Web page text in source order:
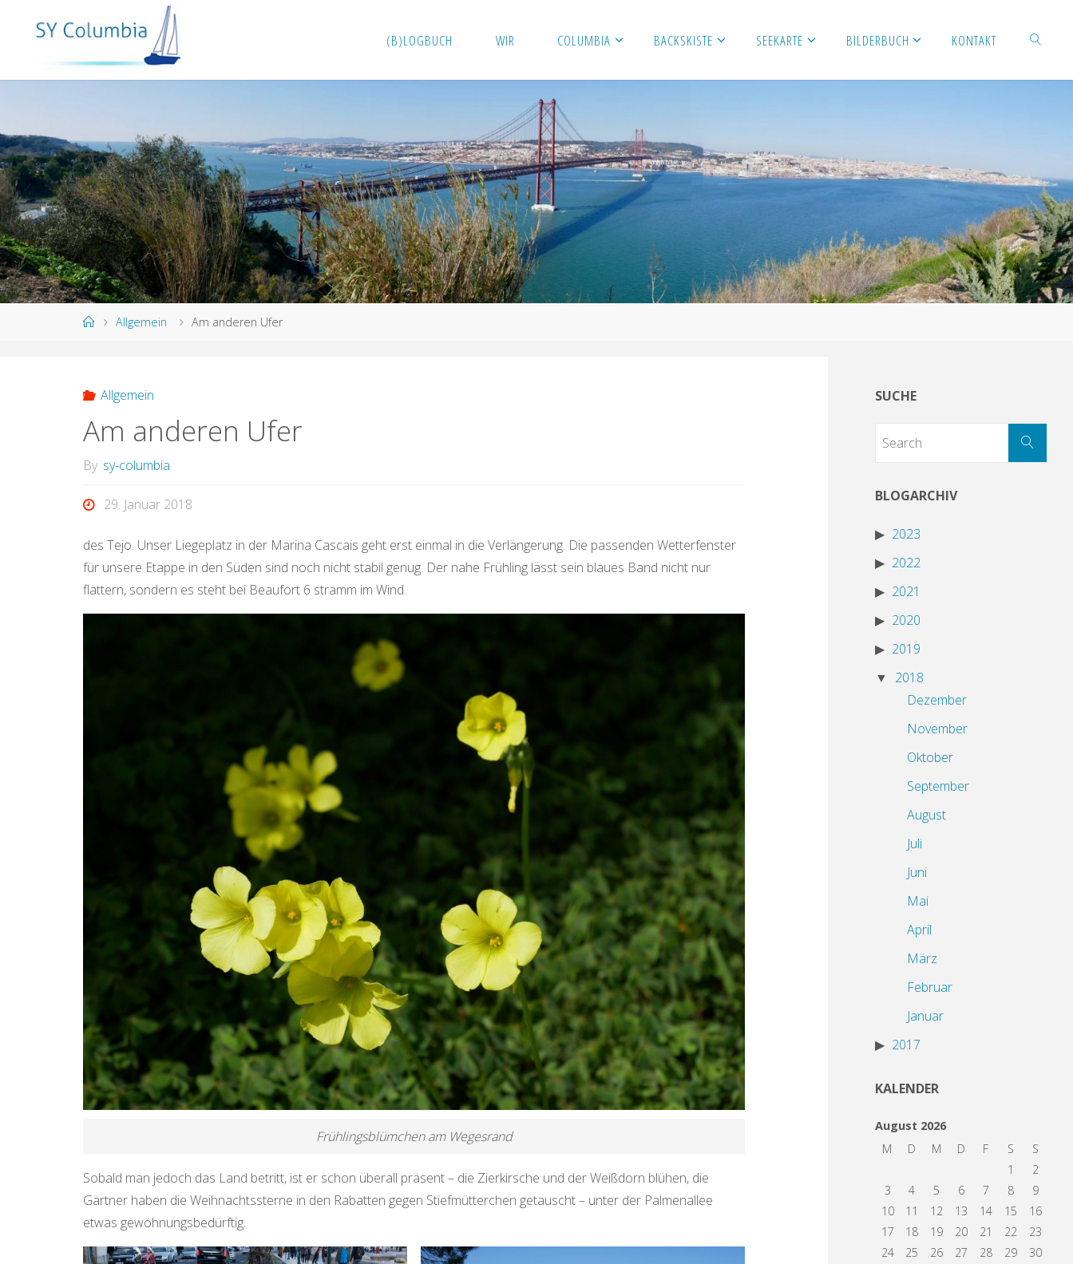
(B)LOGBUCH WIR COLUMBIA BACKSKISTE SEEKARTE BILDERBUCH KONTAKT
Allgemein Am anderen Ufer
Allgemein
Am anderen Ufer
By sy-columbia
29. Januar 2018
des Tejo. Unser Liegeplatz in der Marina Cascais geht erst einmal in die Verlängerung. Die passenden Wetterfenster
für unsere Etappe in den Süden sind noch nicht stabil genug. Der nahe Frühling lässt sein blaues Band nicht nur
flattern, sondern es steht bei Beaufort 6 stramm im Wind.
Frühlingsblümchen am Wegesrand
Sobald man jedoch das Land betritt, ist er schon überall präsent – die Zierkirsche und der Weißdorn blühen, die
Gärtner haben die Weihnachtssterne in den Rabatten gegen Stiefmütterchen getauscht – unter der Palmenallee
etwas gewöhnungsbedürftig.
SUCHE
BLOGARCHIV
2023
2022
2021
2020
2019
2018
Dezember
November
Oktober
September
August
Juli
Juni
Mai
April
März
Februar
Januar
2017
KALENDER
August 2026
M
D M D F S
S
1
2
3
4 5 6 7 8
9
10
11 12 13 14 15
16
17
18 19 20 21 22
23
24
25 26 27 28 29
30